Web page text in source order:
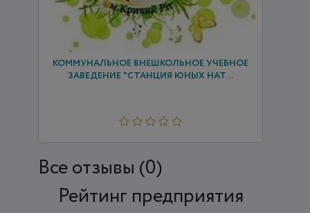
КОММУНАЛЬНОЕ ВНЕШКОЛЬНОЕ УЧЕБНОЕ
ЗАВЕДЕНИЕ "СТАНЦИЯ ЮНЫХ НАТ...
Все отзывы (0)
Рейтинг предприятия